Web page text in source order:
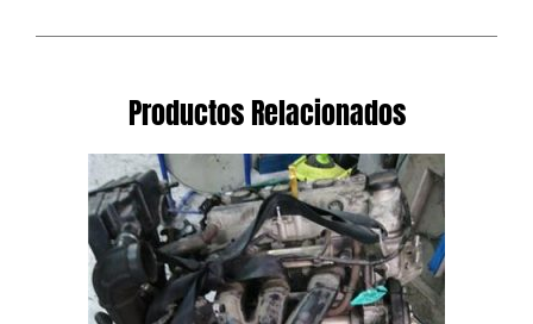
Productos Relacionados